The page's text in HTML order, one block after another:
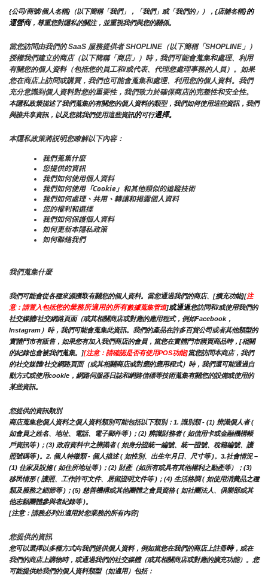
{公司/商號/個人名稱}（以下簡稱「我們」，「我們」或「我們的」），{店舖名稱}的
運營商，尊重您對隱私的關注，並重視我們與您的關係。
當您訪問由我們的 SaaS 服務提供者 SHOPLINE（以下簡稱「SHOPLINE」）
授權我們建立的商店（以下簡稱「商店」）時，我們可能會蒐集和處理、利用
有關您的個人資料（包括您的員工和/或代表、代理您處理事務的人員）。如果
您在商店上訪問或購買，我們也可能會蒐集和處理、利用您的個人資料。我們
充分意識到個人資料對您的重要性，我們致力於確保商店的完整性和安全性。
本隱私政策描述了我們蒐集的有關您的個人資料的類型，我們如何使用這些資訊，我們
與誰共享資訊，以及您就我們使用這些資訊的可行選擇。
本隱私政策將説明您瞭解以下內容：
我們蒐集什麼
您提供的資訊
我們如何使用個人資料
我們如何使用「Cookie」和其他類似的追蹤技術
我們如何處理、共用、轉讓和揭露個人資料
您的權利和選擇
我們如何保護個人資料
如何更新本隱私政策
如何聯絡我們
我們蒐集什麼
我們可能會從各種來源獲取有關您的個人資料。當您通過我們的商店、[擴充功能][注
意：請置入包括您的業務所適用的所有數據蒐集管道]或通過您訪問和/或使用我們的
社交媒體/社交網路頁面（或其相關商店或對應的應用程式，例如Facebook，
Instagram）時，我們可能會蒐集此資訊。我們的產品在許多百貨公司或者其他類型的
實體門市有販售，如果您有加入我們商店的會員，當您在實體門市購買商品時，[相關
的紀錄也會被我們蒐集。][注意：請確認是否有使用POS功能]當您訪問本商店，我們
的社交媒體/社交網路頁面（或其相關商店或對應的應用程式）時，我們還可能通過自
動方式或使用cookie，網路伺服器日誌和網路信標等技術蒐集有關您的設備或使用的
某些資訊。
您提供的資訊類別
商店蒐集您個人資料之個人資料類別可能包括以下類別：1. 識別類 - (1) 辨識個人者 (
如會員之姓名、地址、電話、電子郵件等 )；(2) 辨識財務者 ( 如信用卡或金融機構帳
戶資訊等 )；(3) 政府資料中之辨識者 ( 如身分證統一編號、統一證號、稅籍編號、護
照號碼等 )。2. 個人特徵類 - 個人描述 ( 如性別、出生年月日、尺寸等 )。3.社會情況 –
(1) 住家及設施 ( 如住所地址等 )；(2) 財產（如所有或具有其他權利之動產等）；(3)
移民情形 ( 護照、工作許可文件、居留證明文件等 )；(4) 生活格調 ( 如使用消費品之種
類及服務之細節等 )；(5) 慈善機構或其他團體之會員資格 ( 如社團法人、俱樂部或其
他志願團體參與者紀錄等 )。
[注意：請務必列出適用於您業務的所有內容]
您提供的資訊
您可以選擇以多種方式向我們提供個人資料，例如當您在我們的商店上註冊時，或在
我們的商店上購物時，或通過我們的社交媒體（或其相關商店或對應的擴充功能）。您
可能提供給我們的個人資料類型（如適用）包括：